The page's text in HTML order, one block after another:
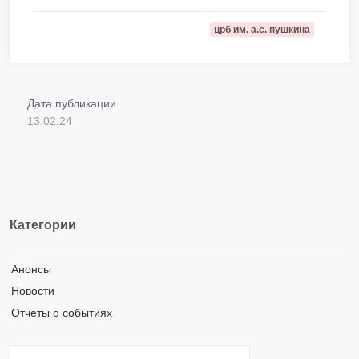
црб им. а.с. пушкина
Дата публикации
13.02.24
Категории
Анонсы
Новости
Отчеты о событиях